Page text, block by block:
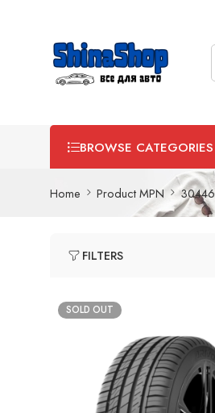
BROWSE CATEGORIES
Home Product MPN 30446
FILTERS
SOLD OUT